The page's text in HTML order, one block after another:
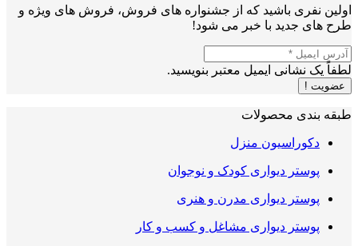
اولین نفری باشید که از جشنواره های فروش، فروش های ویژه و
طرح های جدید با خبر می شود!
لطفاً یک نشانی ایمیل معتبر بنویسید.
عضویت !
طبقه بندی محصولات
دکوراسیون منزل
پوستر دیواری کودک و نوجوان
پوستر دیواری مدرن و هنری
پوستر دیواری مشاغل و کسب و کار